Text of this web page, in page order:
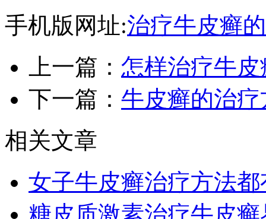
手机版网址:治疗牛皮癣
上一篇： 怎样治疗牛皮
下一篇： 牛皮癣的治疗
相关文章
女子牛皮癣治疗方法
糖皮质激素治疗牛皮